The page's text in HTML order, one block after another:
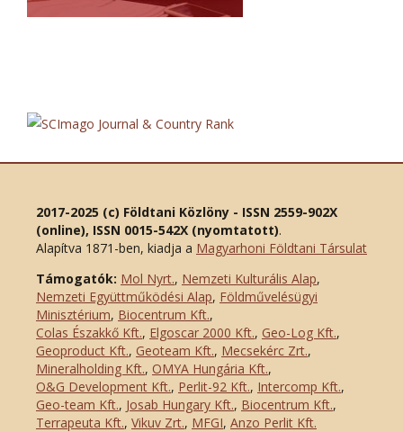
2017-2025 (c) Földtani Közlöny - ISSN 2559-902X
(online), ISSN 0015-542X (nyomtatott).
Alapítva 1871-ben, kiadja a Magyarhoni Földtani Társulat
Támogatók: Mol Nyrt., Nemzeti Kulturális Alap,
Nemzeti Együttműködési Alap, Földművelésügyi
Minisztérium, Biocentrum Kft.,
Colas Északkő Kft., Elgoscar 2000 Kft., Geo-Log Kft.,
Geoproduct Kft., Geoteam Kft., Mecsekérc Zrt.,
Mineralholding Kft., OMYA Hungária Kft.,
O&G Development Kft., Perlit-92 Kft., Intercomp Kft.,
Geo-team Kft., Josab Hungary Kft., Biocentrum Kft.,
Terrapeuta Kft., Vikuv Zrt., MFGI, Anzo Perlit Kft.